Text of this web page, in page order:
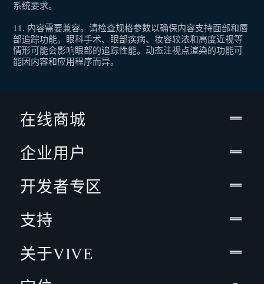
系统要求。
11. 内容需要兼容。请检查规格参数以确保内容支持面部和唇
部追踪功能。眼科手术、眼部疾病、妆容较浓和高度近视等
情形可能会影响眼部的追踪性能。动态注视点渲染的功能可
能因内容和应用程序而异。
在线商城
企业用户
开发者专区
支持
关于VIVE